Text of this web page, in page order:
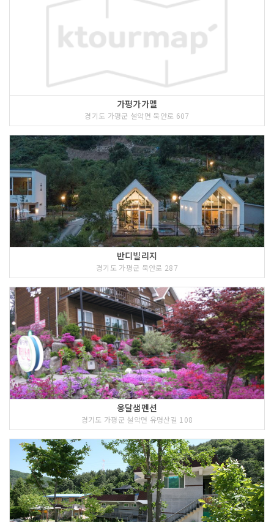
가평가가멜
경기도 가평군 설악면 묵안로 607
반디빌리지
경기도 가평군 묵안로 287
옹달샘펜션
경기도 가평군 설악면 유명산길 108